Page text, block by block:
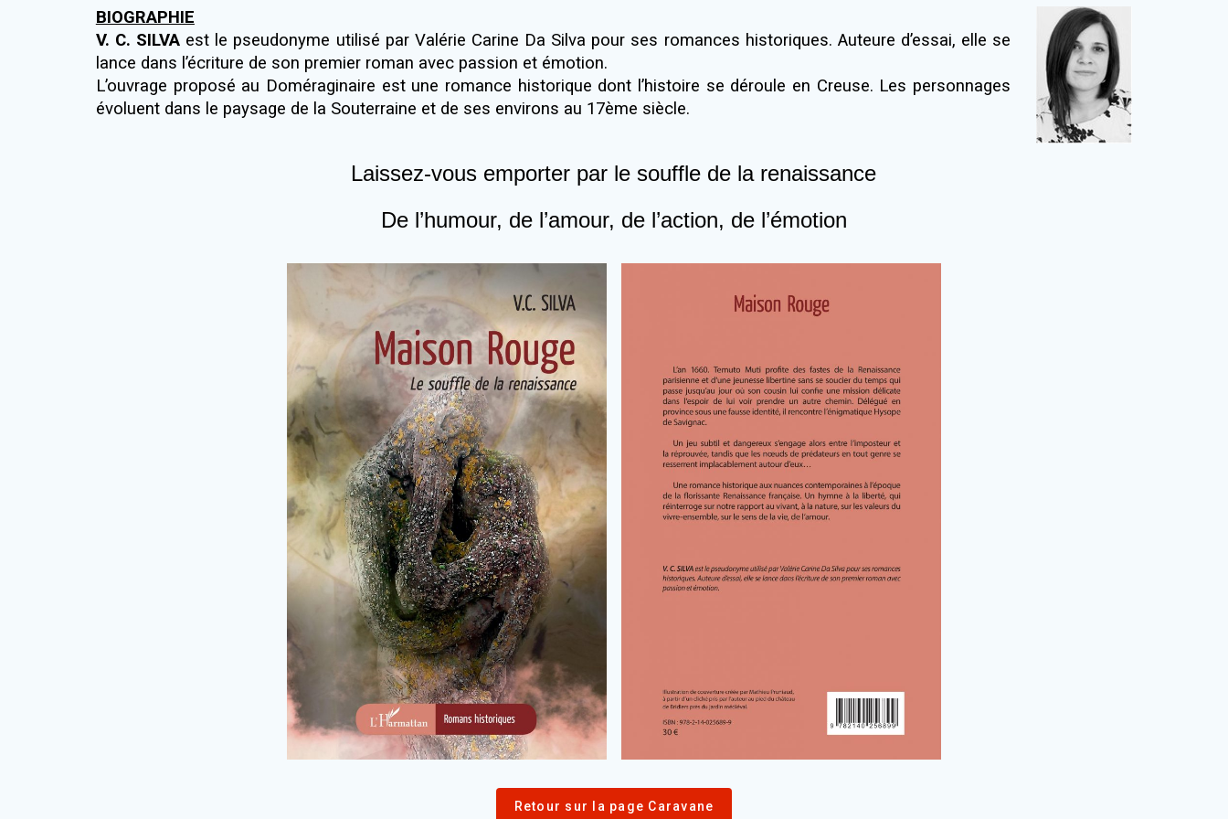
BIOGRAPHIE
V. C. SILVA est le pseudonyme utilisé par Valérie Carine Da Silva pour ses romances historiques. Auteure d’essai, elle se
lance dans l’écriture de son premier roman avec passion et émotion.
L’ouvrage proposé au Doméraginaire est une romance historique dont l’histoire se déroule en Creuse. Les personnages
évoluent dans le paysage de la Souterraine et de ses environs au 17ème siècle.
Laissez-vous emporter par le souffle de la renaissance
De l’humour, de l’amour, de l’action, de l’émotion
Retour sur la page Caravane